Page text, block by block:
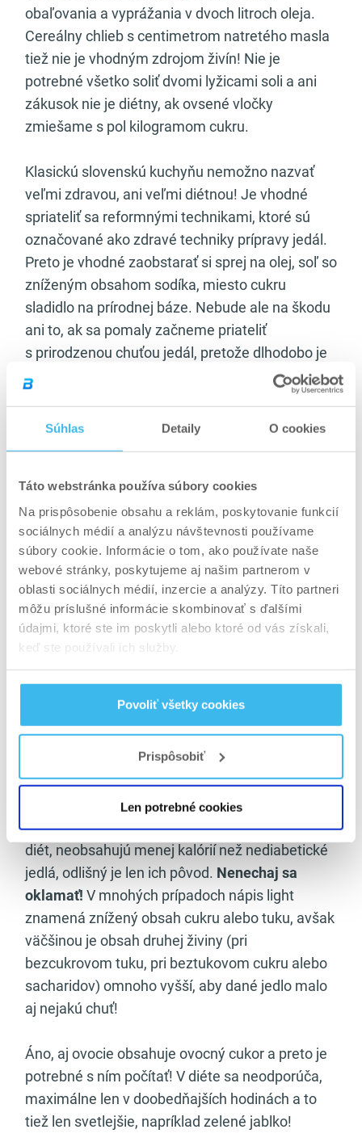
Súhlas Detaily O cookies
Táto webstránka používa súbory cookies
Na prispôsobenie obsahu a reklám, poskytovanie funkcií
sociálnych médií a analýzu návštevnosti používame
súbory cookie. Informácie o tom, ako používate naše
webové stránky, poskytujeme aj našim partnerom v
oblasti sociálnych médií, inzercie a analýzy. Títo partneri
môžu príslušné informácie skombinovať s ďalšími
údajmi, ktoré ste im poskytli alebo ktoré od vás získali,
keď ste používali ich služby.
Povoliť všetky cookies
Prispôsobiť
Len potrebné cookies
obaľovania a vyprážania v dvoch litroch oleja.
Cereálny chlieb s centimetrom natretého masla
tiež nie je vhodným zdrojom živín! Nie je
potrebné všetko soliť dvomi lyžicami soli a ani
zákusok nie je diétny, ak ovsené vločky
zmiešame s pol kilogramom cukru.
Klasickú slovenskú kuchyňu nemožno nazvať
veľmi zdravou, ani veľmi diétnou! Je vhodné
spriateliť sa reformnými technikami, ktoré sú
označované ako zdravé techniky prípravy jedál.
Preto je vhodné zaobstarať si sprej na olej, soľ so
zníženým obsahom sodíka, miesto cukru
sladidlo na prírodnej báze. Nebude ale na škodu
ani to, ak sa pomaly začneme priateliť
s prirodzenou chuťou jedál, pretože dlhodobo je
to najzdravšia cesta!
Pri obede je potrebné tiež zabudnúť na 3 chody.
Polievky predstavujú prázdne kalórie i keď
z niektorých druhov zeleniny sa občas oplatí
polievku navariť. Napríklad uvarená
a rozmixovaná brokolica môže byť veľmi
chutným nápojom v zimnom období! Bujón
obsahuje tuky, preto sa ani jeho používanie
neodporúča. Dôležitou radou je, aby si si všímal
etikety na všetkých produktoch a sledoval obsah
živín!
6. “light“ a „dia“ produkty
budú dobré
Sleduj etikety aj na produktoch s nápisom light
a dia, pretože názov je často krát zavádzajúci.
Jedlá určené pre diabetikov nie sú vhodné počas
diét, neobsahujú menej kalórií než nediabetické
jedlá, odlišný je len ich pôvod. Nenechaj sa
oklamať! V mnohých prípadoch nápis light
znamená znížený obsah cukru alebo tuku, avšak
väčšinou je obsah druhej živiny (pri
bezcukrovom tuku, pri beztukovom cukru alebo
sacharidov) omnoho vyšší, aby dané jedlo malo
aj nejakú chuť!
Áno, aj ovocie obsahuje ovocný cukor a preto je
potrebné s ním počítať! V diéte sa neodporúča,
maximálne len v doobedňajších hodinách a to
tiež len svetlejšie, napríklad zelené jablko!